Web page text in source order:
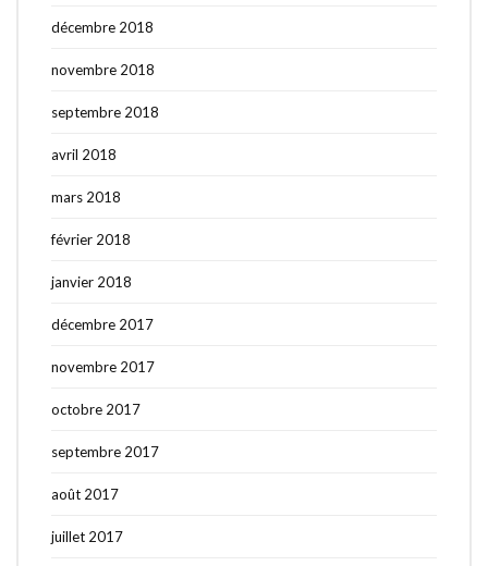
décembre 2018
novembre 2018
septembre 2018
avril 2018
mars 2018
février 2018
janvier 2018
décembre 2017
novembre 2017
octobre 2017
septembre 2017
août 2017
juillet 2017